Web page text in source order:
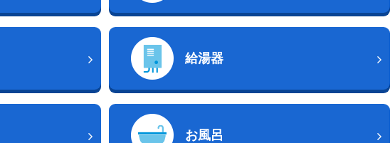
給湯器
お風呂